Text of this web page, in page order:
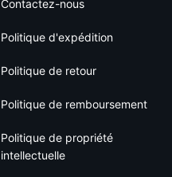
Contactez-nous
Politique d'expédition
Politique de retour
Politique de remboursement
Politique de propriété
intellectuelle